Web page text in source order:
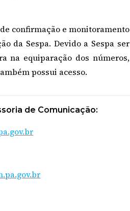
confirmação e monitoramento
da Sespa. Devido a Sespa ser
na equiparação dos números,
possui acesso.
de Comunicação: